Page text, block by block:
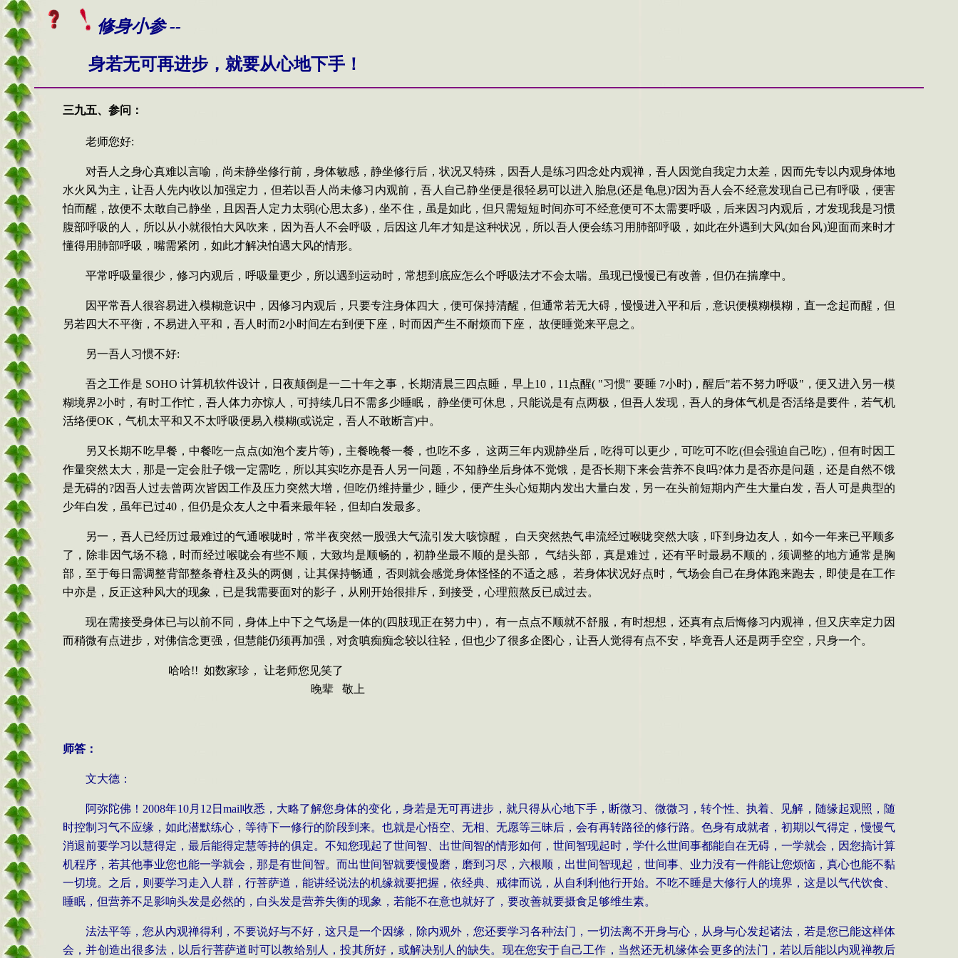
修身小参 --
身若无可再进步，就要从心地下手！
三九五、 参问：
老师您好:
对吾人之身心真难以言喻，尚未静坐修行前，身体敏感，静坐修行后，状况又特殊，因吾人是练习四念处内观禅，吾人因觉自我定力太差，因而先专以内观身体地
水火风为主，让吾人先内收以加强定力，但若以吾人尚未修习内观前，吾人自己静坐便是很轻易可以进入胎息(还是龟息)?因为吾人会不经意发现自己已有呼吸，便害
怕而醒，故便不太敢自己静坐，且因吾人定力太弱(心思太多) ，坐不住，虽是如此，但只需短短时间亦可不经意便可不太需要呼吸，后来因习内观后，才发现我是习惯
腹部呼吸的人，所以从小就很怕大风吹来，因为吾人不会呼吸，后因这几年才知是这种状况，所以吾人便会练习用肺部呼吸，如此在外遇到大风(如台风)迎面而来时才
懂得用肺部呼吸，嘴需紧闭，如此才解决怕遇大风的情形。
平常呼吸量很少，修习内观后，呼吸量更少，所以遇到运动时，常想到底应怎么个呼吸法才不会太喘。虽现已慢慢已有改善，但仍在揣摩中。
因平常吾人很容易进入模糊意识中，因修习内观后，只要专注身体四大，便可保持清醒，但通常若无大碍，慢慢进入平和后，意识便模糊模糊，直一念起而醒，但
另若四大不平衡，不易进入平和，吾人时而2小时间左右到便下座，时而因产生不耐烦而下座， 故便睡觉来平息之。
另一吾人习惯不好:
吾之工作是 SOHO计算机软件设计，日夜颠倒是一二十年之事，长期清晨三四点睡，早上10， 11 点醒( "习惯" 要睡7小时)，醒后"若不努力呼吸" ，便又进入另一模
糊境界2小时，有时工作忙，吾人体力亦惊人，可持续几日不需多少睡眠， 静坐便可休息，只能说是有点两极，但吾人发现，吾人的身体气机是否活络是要件，若气机
活络便OK ，气机太平和又不太呼吸便易入模糊(或说定，吾人不敢断言)中。
另又长期不吃早餐，中餐吃一点点(如泡个麦片等) ，主餐晚餐一餐，也吃不多， 这两三年内观静坐后，吃得可以更少，可吃可不吃(但会强迫自己吃) ，但有时因工
作量突然太大，那是一定会肚子饿一定需吃，所以其实吃亦是吾人另一问题，不知静坐后身体不觉饿，是否长期下来会营养不良吗?体力是否亦是问题，还是自然不饿
是无碍的?因吾人过去曾两次皆因工作及压力突然大增，但吃仍维持量少，睡少，便产生头心短期内发出大量白发，另一在头前短期内产生大量白发，吾人可是典型的
少年白发，虽年已过40 ，但仍是众友人之中看来最年轻，但却白发最多。
另一，吾人已经历过最难过的气通喉咙时，常半夜突然一股强大气流引发大咳惊醒，
白天突然热气串流经过喉咙突然大咳，吓到身边友人，如今一年来已平顺多
了，除非因气场不稳，时而经过喉咙会有些不顺，大致均是顺畅的，初静坐最不顺的是头部，
气结头部，真是难过，还有平时最易不顺的，须调整的地方通常是胸
部，至于每日需调整背部整条脊柱及头的两侧，让其保持畅通，否则就会感觉身体怪怪的不适之感，
若身体状况好点时，气场会自己在身体跑来跑去，即使是在工作
中亦是，反正这种风大的现象，已是我需要面对的影子，从刚开始很排斥，到接受，心理煎熬反已成过去。
现在需接受身体已与以前不同，身体上中下之气场是一体的(四肢现正在努力中)，
有一点点不顺就不舒服，有时想想，还真有点后悔修习内观禅，但又庆幸定力因
而稍微有点进步，对佛信念更强，但慧能仍须再加强，对贪嗔痴痴念较以往轻，但也少了很多企图心，让吾人觉得有点不安，毕竟吾人还是两手空空，只身一个。
哈哈!! 如数家珍， 让老师您见笑了
晚辈
敬上
师答：
文大德：
阿弥陀佛！ 2008年10月 12 日 mail收悉，大略了解您身体的变化，身若是无可再进步，就只得从心地下手，断微习、微微习，转个性、执着、见解，随缘起观照，随
时控制习气不应缘，如此潜默练心，等待下一修行的阶段到来。也就是心悟空、无相、无愿等三昧后，会有再转路径的修行路。色身有成就者，初期以气得定，慢慢气
消退前要学习以慧得定，最后能得定慧等持的俱定。不知您现起了世间智、出世间智的情形如何，世间智现起时，学什么世间事都能自在无碍，一学就会，因您搞计算
机程序，若其他事业您也能一学就会，那是有世间智。而出世间智就要慢慢磨，磨到习尽，六根顺，出世间智现起，世间事、业力没有一件能让您烦恼，真心也能不黏
一切境。之后，则要学习走入人群，行菩萨道，能讲经说法的机缘就要把握，依经典、戒律而说，从自利利他行开始。不吃不睡是大修行人的境界，这是以气代饮食、
睡眠，但营养不足影响头发是必然的，白头发是营养失衡的现象，若能不在意也就好了，要改善就要摄食足够维生素。
法法平等，您从内观禅得利，不要说好与不好，这只是一个因缘，除内观外，您还要学习各种法门，一切法离不开身与心，从身与心发起诸法，若是您已能这样体
会，并创造出很多法，以后行菩萨道时可以教给别人，投其所好，或解决别人的缺失。现在您安于自己工作，当然还无机缘体会更多的法门，若以后能以内观禅教后